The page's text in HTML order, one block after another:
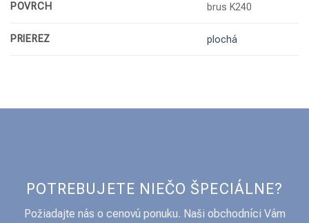
POVRCH brus K240
PRIEREZ plochá
POTREBUJETE NIEČO ŠPECIÁLNE?
Požiadajte nás o cenovú ponuku. Naši obchodníci Vám